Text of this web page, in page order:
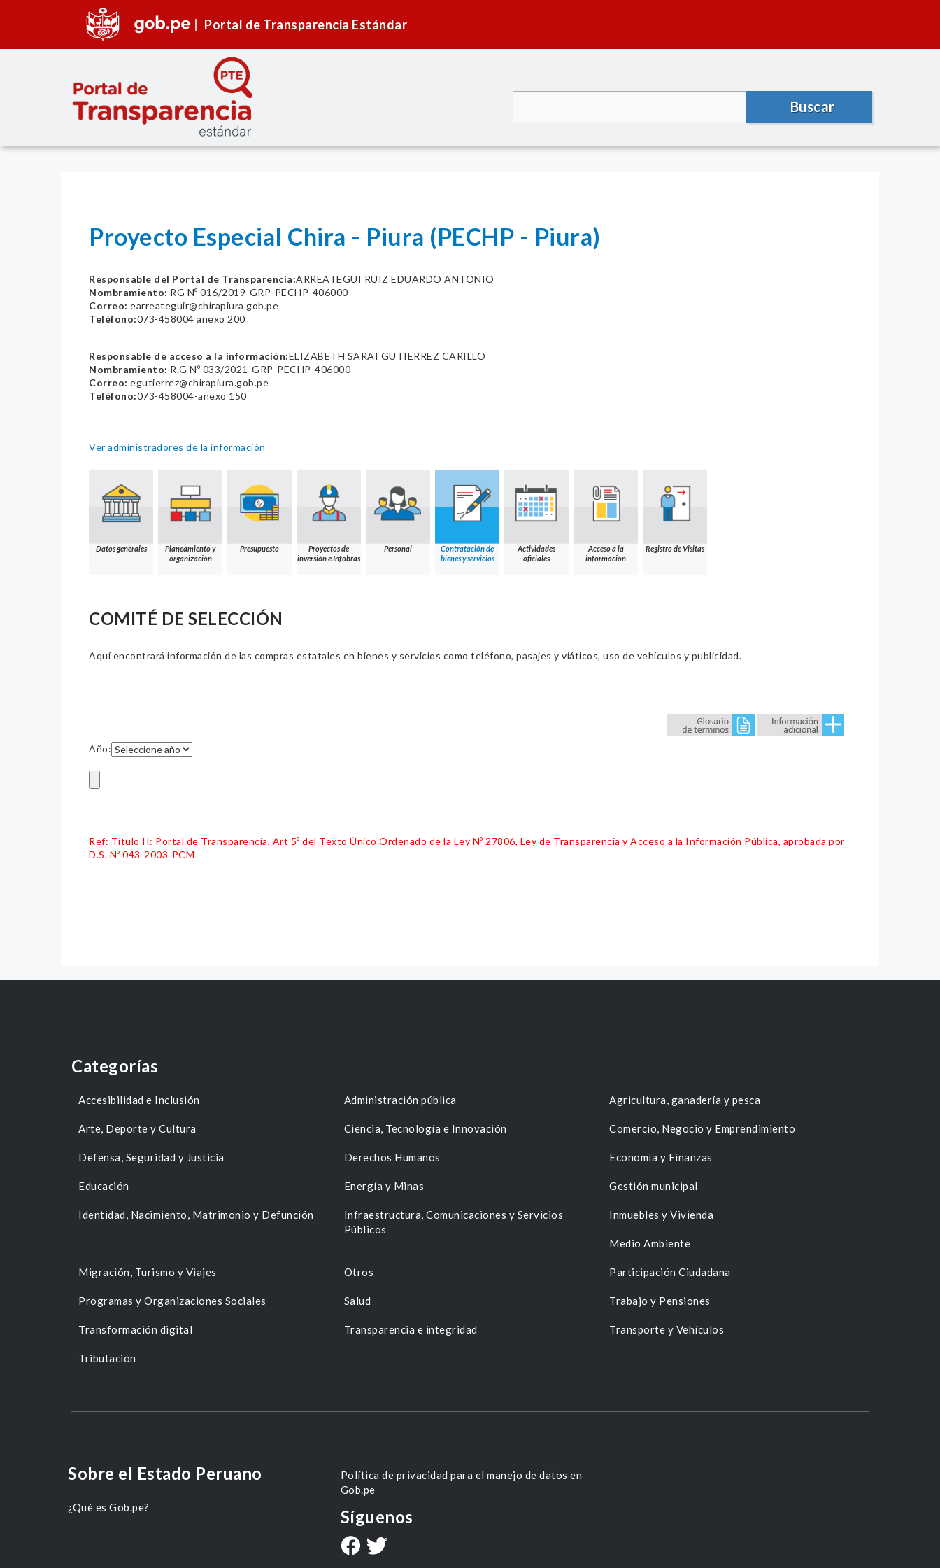
Portal de Transparencia Estándar
Buscar
Proyecto Especial Chira - Piura (PECHP - Piura)
Responsable del Portal de Transparencia:ARREATEGUI RUIZ EDUARDO ANTONIO
Nombramiento: RG Nº 016/2019-GRP-PECHP-406000
Correo: earreateguir@chirapiura.gob.pe
Teléfono:073-458004 anexo 200
Responsable de acceso a la información:ELIZABETH SARAI GUTIERREZ CARILLO
Nombramiento: R.G Nº 033/2021-GRP-PECHP-406000
Correo: egutierrez@chirapiura.gob.pe
Teléfono:073-458004-anexo 150
Ver administradores de la información
Datos generales
Planeamiento y
organización
Presupuesto
Proyectos de
inversión e Infobras
Personal
Contratación de
bienes y servicios
Actividades
oficiales
Acceso a la
información
Registro de Visitas
COMITÉ DE SELECCIÓN
Aquí encontrará información de las compras estatales en bienes y servicios como teléfono, pasajes y viáticos, uso de vehículos y publicidad.
Año:
Ref: Título II: Portal de Transparencia, Art 5º del Texto Único Ordenado de la Ley Nº 27806, Ley de Transparencia y Acceso a la Información Pública, aprobada por
D.S. Nº 043-2003-PCM
Categorías
Accesibilidad e Inclusión Administración pública Agricultura, ganadería y pesca
Arte, Deporte y Cultura Ciencia, Tecnología e Innovación Comercio, Negocio y Emprendimiento
Defensa, Seguridad y Justicia Derechos Humanos Economía y Finanzas
Educación Energía y Minas Gestión municipal
Identidad, Nacimiento, Matrimonio y Defunción
Infraestructura, Comunicaciones y Servicios
Públicos
Inmuebles y Vivienda
Medio Ambiente
Migración, Turismo y Viajes Otros Participación Ciudadana
Programas y Organizaciones Sociales Salud Trabajo y Pensiones
Transformación digital Transparencia e integridad Transporte y Vehículos
Tributación
Sobre el Estado Peruano
¿Qué es Gob.pe?
Política de privacidad para el manejo de datos en
Gob.pe
Síguenos